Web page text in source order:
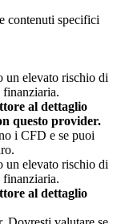
contenuti specifici
un elevato rischio di
finanziaria.
al dettaglio
questo provider.
i CFD e se puoi
un elevato rischio di
finanziaria.
al dettaglio